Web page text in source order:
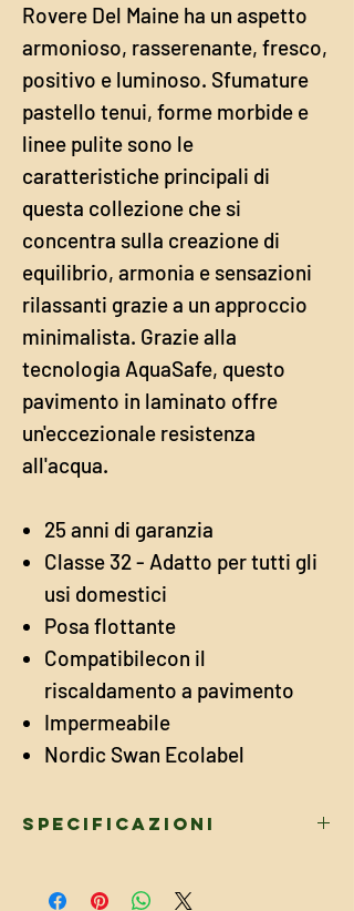
Rovere Del Maine ha un aspetto
armonioso, rasserenante, fresco,
positivo e luminoso. Sfumature
pastello tenui, forme morbide e
linee pulite sono le
caratteristiche principali di
questa collezione che si
concentra sulla creazione di
equilibrio, armonia e sensazioni
rilassanti grazie a un approccio
minimalista. Grazie alla
tecnologia AquaSafe, questo
pavimento in laminato offre
un'eccezionale resistenza
all'acqua.
25 anni di garanzia
Classe 32 - Adatto per tutti gli
usi domestici
Posa flottante
Compatibilecon il
riscaldamento a pavimento
Impermeabile
Nordic Swan Ecolabel
Specificazioni